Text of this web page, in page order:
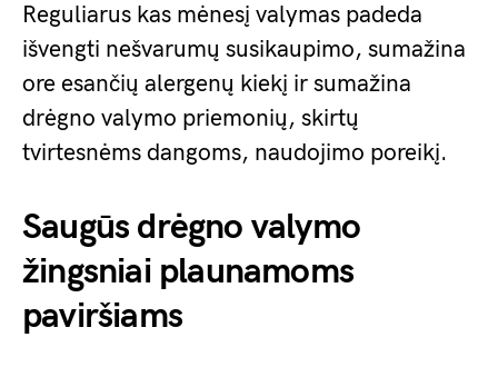
Reguliarus kas mėnesį valymas padeda
išvengti nešvarumų susikaupimo, sumažina
ore esančių alergenų kiekį ir sumažina
drėgno valymo priemonių, skirtų
tvirtesnėms dangoms, naudojimo poreikį.
Saugūs drėgno valymo
žingsniai plaunamoms
paviršiams